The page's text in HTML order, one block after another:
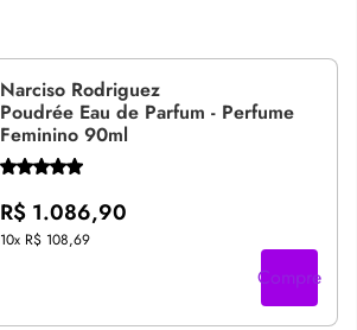
Narciso Rodriguez
Poudrée Eau de Parfum - Perfume
Feminino 90ml
R$ 1.086,90
10x R$ 108,69
Compre